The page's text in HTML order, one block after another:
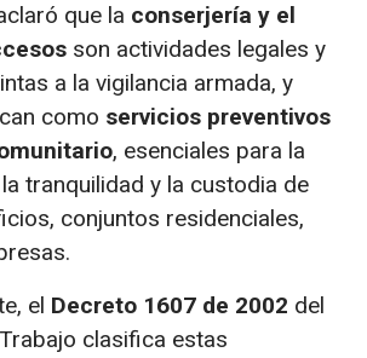
que la conserjería y el
son actividades legales y
a la vigilancia armada, y
como servicios preventivos
, esenciales para la
tranquilidad y la custodia de
conjuntos residenciales,
el Decreto 1607 de 2002 del
clasifica estas